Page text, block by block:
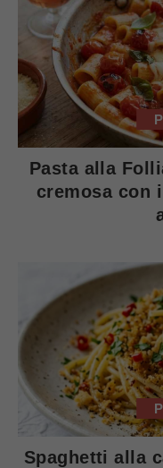
Pasta alla
cremosa con
Spaghetti alla